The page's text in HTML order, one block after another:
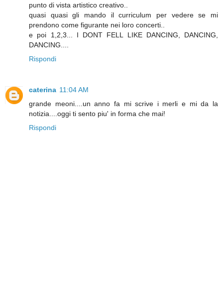
punto di vista artistico creativo..
quasi quasi gli mando il curriculum per vedere se mi
prendono come figurante nei loro concerti..
e poi 1,2,3... I DONT FELL LIKE DANCING, DANCING,
DANCING....
Rispondi
caterina 11:04 AM
grande meoni....un anno fa mi scrive i merli e mi da la
notizia....oggi ti sento piu' in forma che mai!
Rispondi